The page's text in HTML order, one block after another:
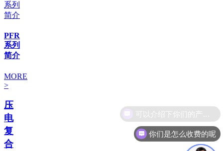
PFR
系列
简介
MORE
>
压
电
复
合
你们是怎么收费的呢